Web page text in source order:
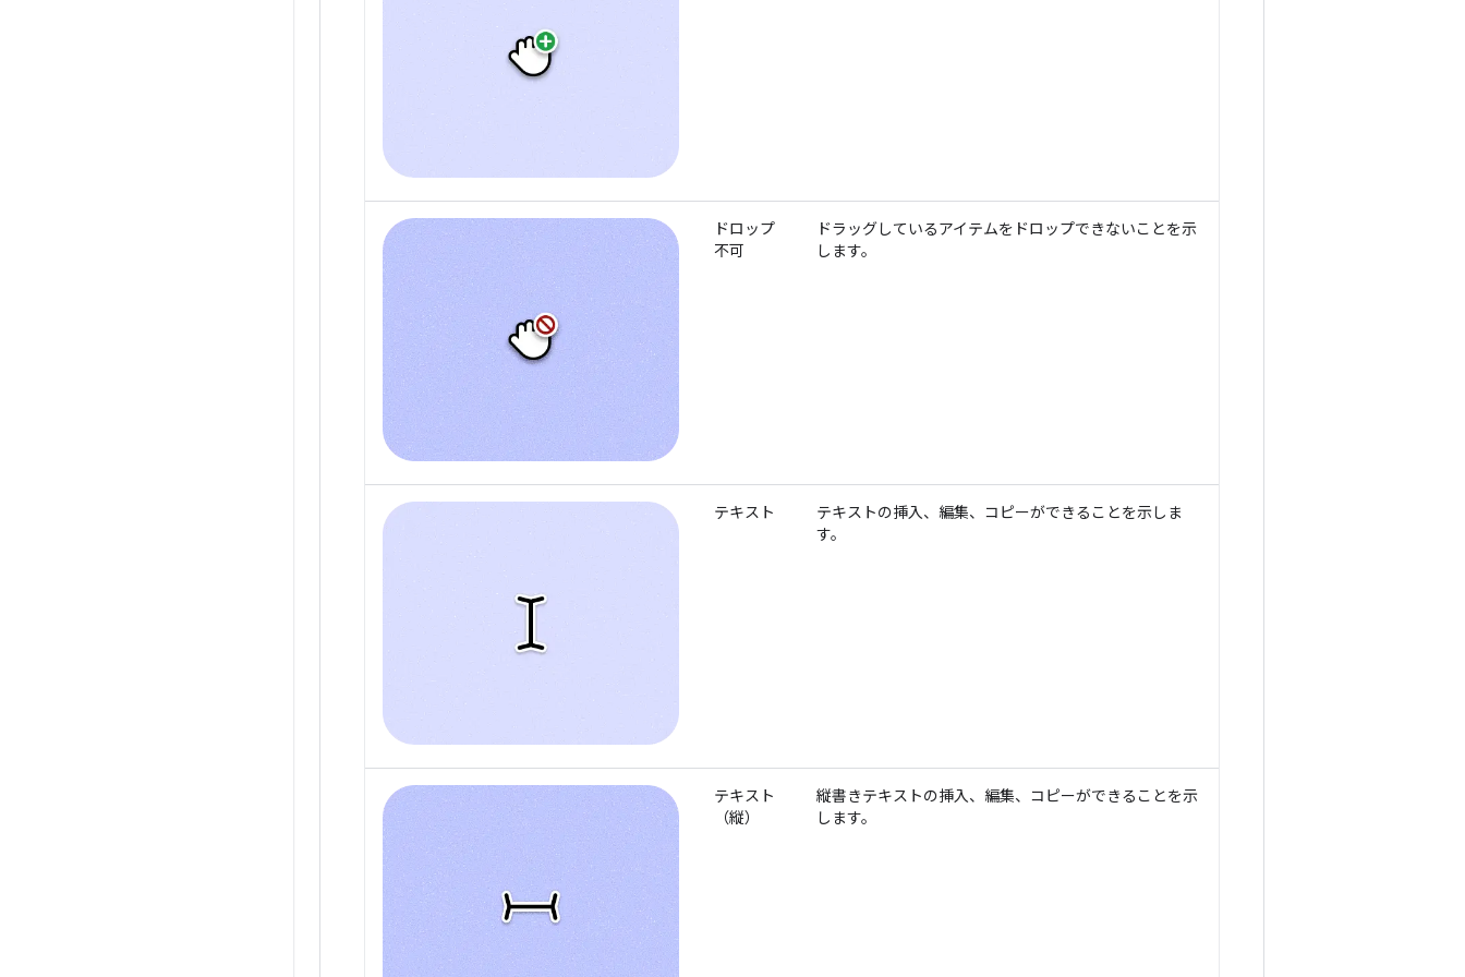
ドロップ
不可
ドラッグしているアイテムをドロップできないことを示
します。
テキスト
テキストの挿入、編集、コピーができることを示しま
す。
テキスト
（縦）
縦書きテキストの挿入、編集、コピーができることを示
します。